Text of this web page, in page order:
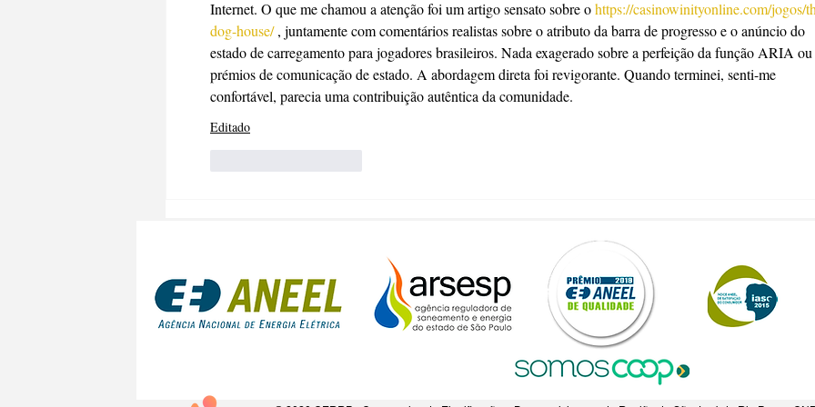
Internet. O que me chamou a atenção foi um artigo sensato sobre o https://casinowinityonline.com/jogos/
dog-house/ , juntamente com comentários realistas sobre o atributo da barra de progresso e o anúncio do
estado de carregamento para jogadores brasileiros. Nada exagerado sobre a perfeição da função ARIA ou
prémios de comunicação de estado. A abordagem direta foi revigorante. Quando terminei, senti-me
confortável, parecia uma contribuição autêntica da comunidade.
Editado